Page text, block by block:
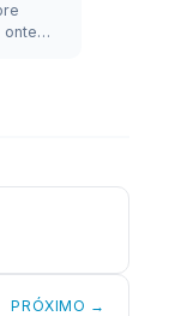
PRÓXIMO →